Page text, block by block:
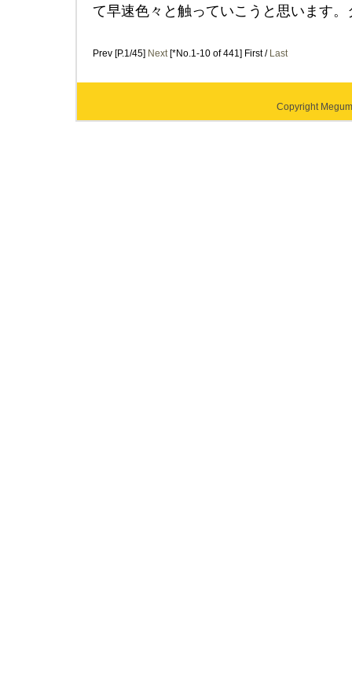
て早速色々と触っていこうと思います
Prev [P.1/45] Next[*No.1-10 of 441] First / Last
Copyright